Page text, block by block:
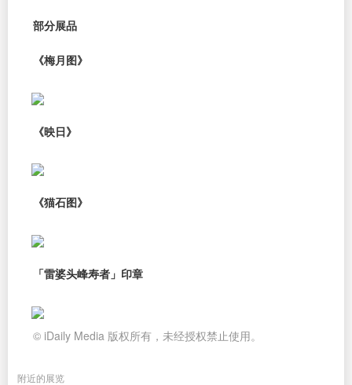
部分展品
《梅月图》
《映日》
《猫石图》
「雷婆头峰寿者」印章
© iDaily Media 版权所有，未经授权禁止使用。
附近的展览